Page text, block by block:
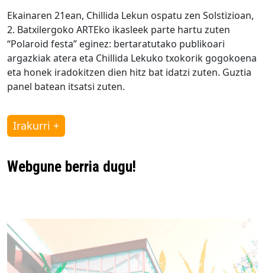
Ekainaren 21ean, Chillida Lekun ospatu zen Solstizioan,
2. Batxilergoko ARTEko ikasleek parte hartu zuten
“Polaroid festa” eginez: bertaratutako publikoari
argazkiak atera eta Chillida Lekuko txokorik gogokoena
eta honek iradokitzen dien hitz bat idatzi zuten. Guztia
panel batean itsatsi zuten.
Irakurri +
Webgune berria dugu!